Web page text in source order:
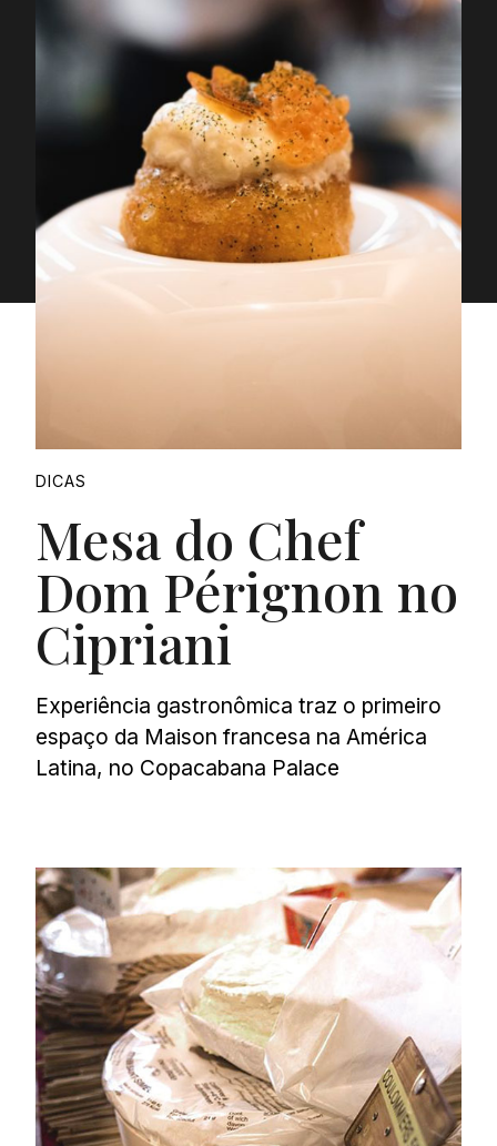
Proudly
DICAS
Mesa do Chef
Dom Pérignon no
Cipriani
Experiência gastronômica traz o primeiro
espaço da Maison francesa na América
Latina, no Copacabana Palace